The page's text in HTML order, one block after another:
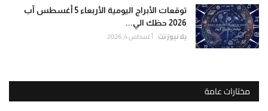
توقعات الأبراج اليومية الأربعاء 5 أغسطس آب
2026 حظك الي...
يلا نيوز نت أغسطس 4, 2026
مختارات عامة